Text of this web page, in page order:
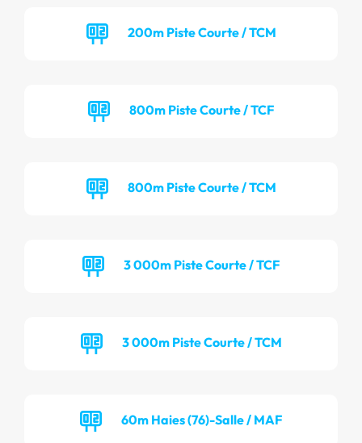
200m Piste Courte / TCM
800m Piste Courte / TCF
800m Piste Courte / TCM
3 000m Piste Courte / TCF
3 000m Piste Courte / TCM
60m Haies (76)-Salle / MAF